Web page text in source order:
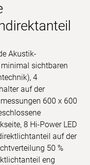
Akustik-
sichtbaren
4
auf der
600 x 600
8 Hi-Power LED
auf der
50 %
eng